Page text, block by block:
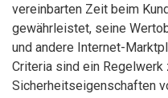
vereinbarten Zeit beim
gewährleistet, seine
und andere Internet-
Criteria sind ein Regelwerk
Sicherheitseigenschaften